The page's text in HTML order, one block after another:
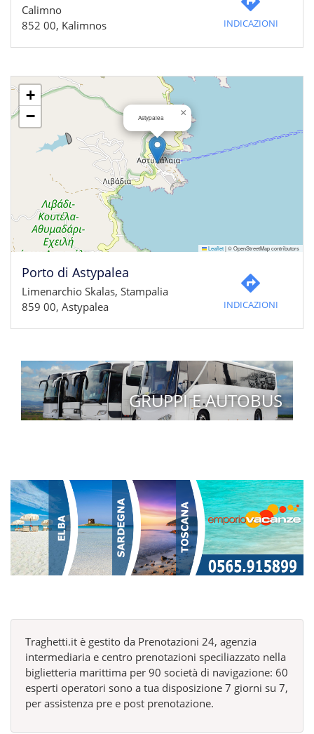
Calimno
852 00, Kalimnos
INDICAZIONI
Astypalea ×
+
−
Leaflet|© OpenStreetMap contributors
Porto di Astypalea
Limenarchio Skalas, Stampalia
859 00, Astypalea
INDICAZIONI
GRUPPI E AUTOBUS
Traghetti.it è gestito da Prenotazioni 24, agenzia
intermediaria e centro prenotazioni speciliazzato nella
biglietteria marittima per 90 società di navigazione: 60
esperti operatori sono a tua disposizione 7 giorni su 7,
per assistenza pre e post prenotazione.